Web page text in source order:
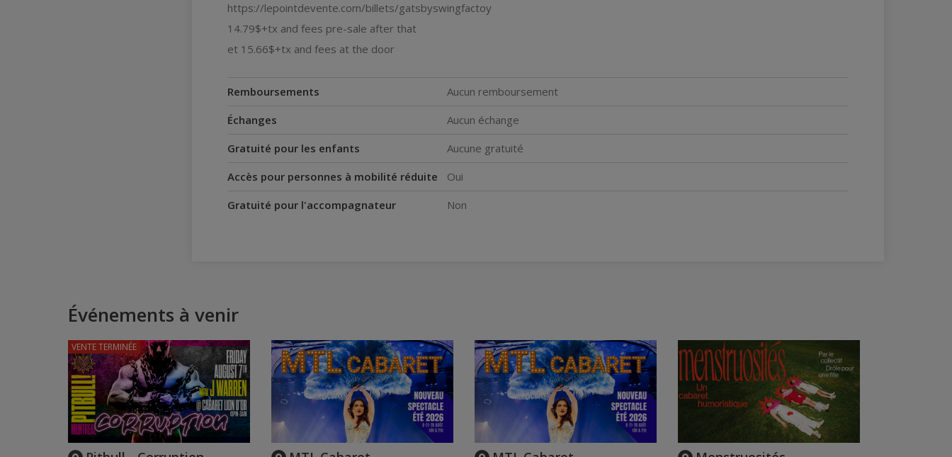
https://lepointdevente.com/billets/gatsbyswingfactoy
14.79$+tx and fees pre-sale after that
et 15.66$+tx and fees at the door
Remboursements
Aucun remboursement
Échanges
Aucun échange
Gratuité pour les enfants
Aucune gratuité
Accès pour personnes à mobilité réduite
Oui
Gratuité pour l'accompagnateur
Non
Événements à venir
VENTE TERMINÉE